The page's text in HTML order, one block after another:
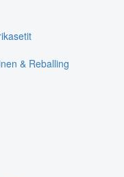
& Reballing